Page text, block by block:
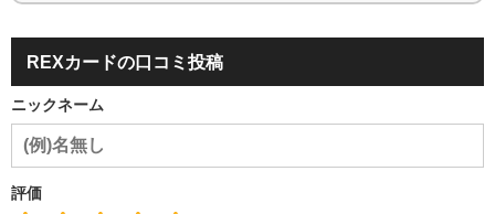
REXカードの口コミ投稿
ニックネーム
評価